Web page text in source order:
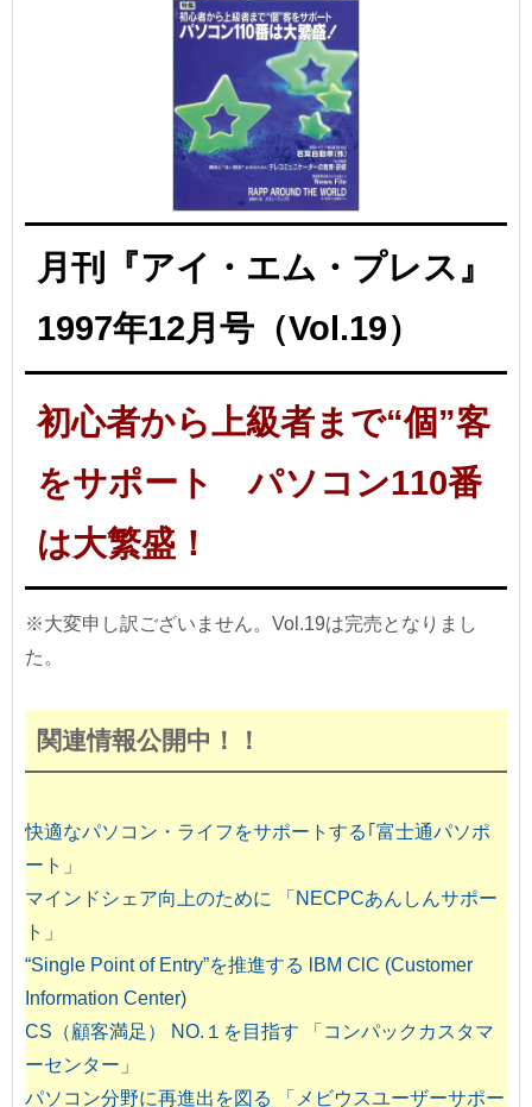
月刊『アイ・エム・プレス』
1997年12月号（Vol.19）
初心者から上級者まで“個”客
をサポート パソコン110番
は大繁盛！
※大変申し訳ございません。Vol.19は完売となりまし
た。
関連情報公開中！！
快適なパソコン・ライフをサポートする｢富士通パソポ
ート」
マインドシェア向上のために 「NECPCあんしんサポー
ト」
“Single Point of Entry”を推進する lBM ClC (Customer
Information Center)
CS（顧客満足） NO.１を目指す 「コンパックカスタマ
ーセンター」
パソコン分野に再進出を図る 「メビウスユーザーサポー